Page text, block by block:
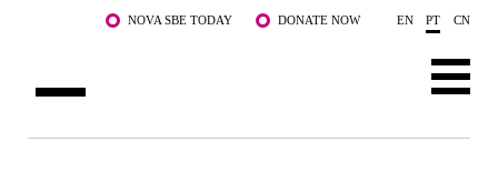
Saltar para o conteúdo principalNOVA SBE TODAY DONATE NOW EN PT CN